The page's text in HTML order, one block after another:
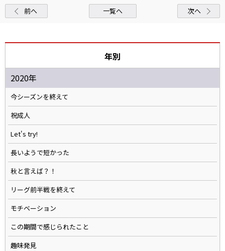
前へ 一覧へ 次へ
年別
2020年
今シーズンを終えて
祝成人
Let's try!
長いようで短かった
秋と言えば？！
リーグ前半戦を終えて
モチベーション
この期間で感じられたこと
趣味発見